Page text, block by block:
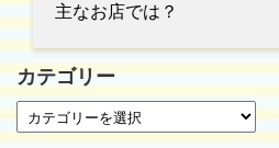
主なお店では？
カテゴリー